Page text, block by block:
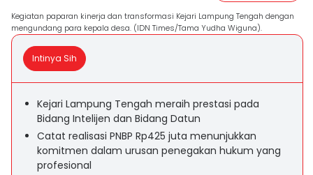
Kegiatan paparan kinerja dan transformasi Kejari Lampung Tengah dengan
mengundang para kepala desa. (IDN Times/Tama Yudha Wiguna).
Intinya Sih
Kejari Lampung Tengah meraih prestasi pada
Bidang Intelijen dan Bidang Datun
Catat realisasi PNBP Rp425 juta menunjukkan
komitmen dalam urusan penegakan hukum yang
profesional